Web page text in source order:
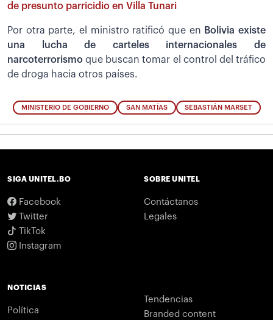
de presunto parricidio en Villa Tunari
Por otra parte, el ministro ratificó que en Bolivia existe
una lucha de carteles internacionales de
narcoterrorismo que buscan tomar el control del tráfico
de droga hacia otros países.
MINISTERIO DE GOBIERNO SAN MATÍAS SEBASTIÁN MARSET
SIGA UNITEL.BO
Facebook
Twitter
TikTok
Instagram
SOBRE UNITEL
Contáctanos
Legales
NOTICIAS
Política
Tendencias
Branded content